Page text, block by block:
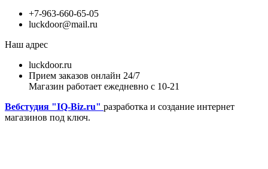
+7-963-660-65-05
luckdoor@mail.ru
Наш адрес
luckdoor.ru
Прием заказов онлайн 24/7
Магазин работает ежедневно с 10-21
Вебстудия "IQ-Biz.ru" разработка и создание интернет
магазинов под ключ.